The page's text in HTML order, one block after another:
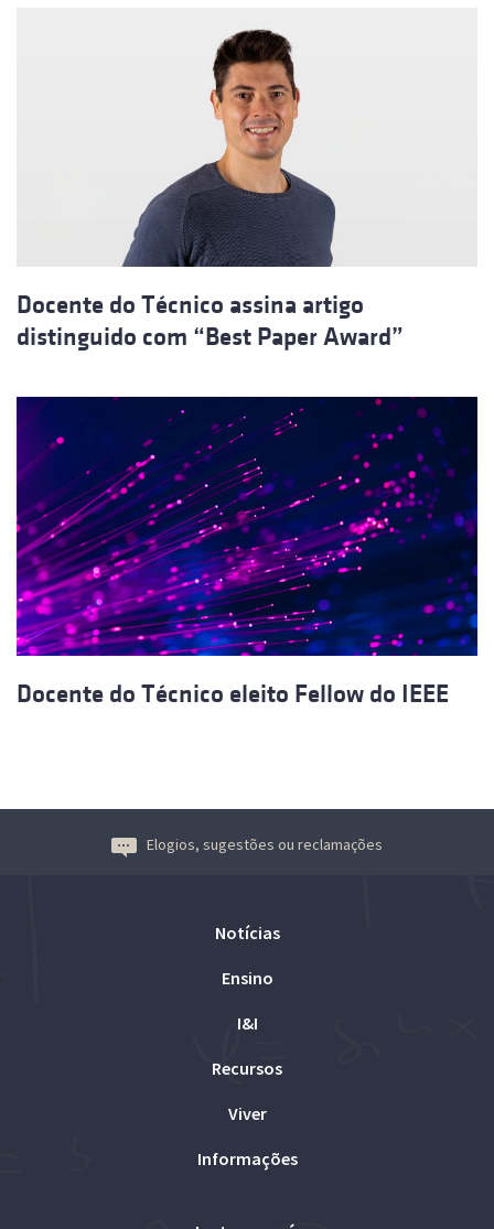
Docente do Técnico assina artigo
distinguido com “Best Paper Award”
Docente do Técnico eleito Fellow do IEEE
Elogios, sugestões ou reclamações
Notícias
Ensino
I&I
Recursos
Viver
Informações